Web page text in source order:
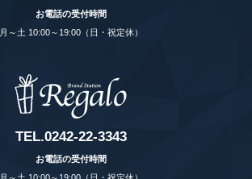
お電話の受付時間
月～土 10:00～19:00（日・祝定休）
TEL.0242-22-3343
お電話の受付時間